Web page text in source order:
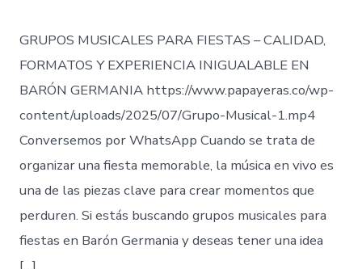
GRUPOS MUSICALES PARA FIESTAS – CALIDAD,
FORMATOS Y EXPERIENCIA INIGUALABLE EN
BARÓN GERMANIA https://www.papayeras.co/wp-
content/uploads/2025/07/Grupo-Musical-1.mp4
Conversemos por WhatsApp Cuando se trata de
organizar una fiesta memorable, la música en vivo es
una de las piezas clave para crear momentos que
perduren. Si estás buscando grupos musicales para
fiestas en Barón Germania y deseas tener una idea
[…]